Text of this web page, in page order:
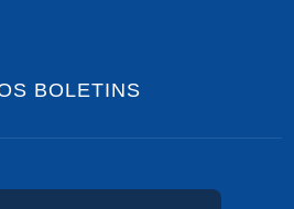
BOLETINS